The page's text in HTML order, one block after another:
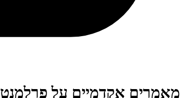
מאמרים אקדמיים על פרלמנט